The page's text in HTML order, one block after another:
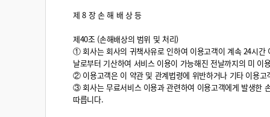
제 8 장 손 해 배 상 등
제40조 (손해배상의 범위 및 처리)
① 회사는 회사의 귀책사유로 인하여 이용고객이 계속 24시간
날로부터 기산하여 서비스 이용이 가능해진 전날까지의 미
② 이용고객은 이 약관 및 관계법령에 위반하거나 기타 이용
③ 회사는 무료서비스 이용과 관련하여 이용고객에게 발생한
따릅니다.